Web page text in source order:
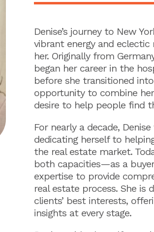
Denise’s journey to New
vibrant energy and
her. Originally from
began her career in the
before she transitioned
opportunity to combine
desire to help people find
For nearly a decade,
dedicating herself to
the real estate market.
both capacities—as a
expertise to provide
real estate process. She
clients’ best interests,
insights at every stage.